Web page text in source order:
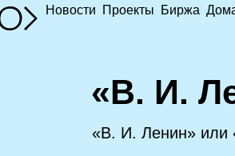
Новости Проекты Биржа
«В. И.
«В. И. Ленин» или